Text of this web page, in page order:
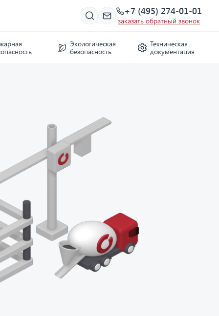
+7 (495) 274-01-01
заказать обратный звонок
Экологическая
безопасность
Техническая
документация